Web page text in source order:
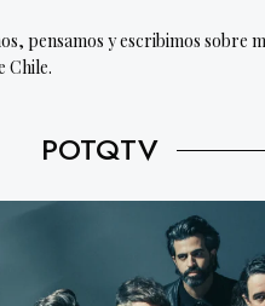
pensamos y escribimos sobre
Chile.
POTQTV